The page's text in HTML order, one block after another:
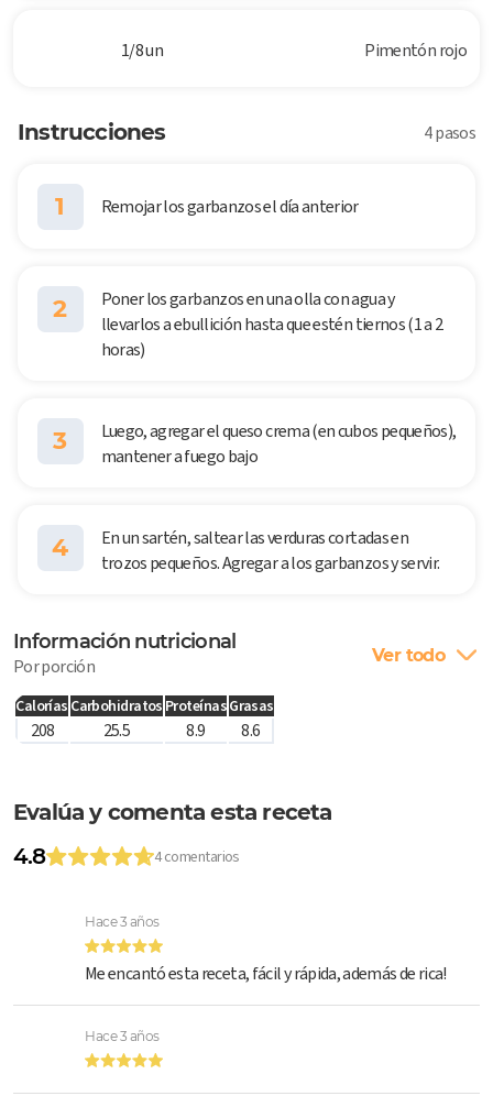
1/8 un Pimentón rojo
Instrucciones 4 pasos
1 Remojar los garbanzos el día anterior
2
Poner los garbanzos en una olla con agua y
llevarlos a ebullición hasta que estén tiernos (1 a 2
horas)
3
Luego, agregar el queso crema (en cubos pequeños),
mantener a fuego bajo
4
En un sartén, saltear las verduras cortadas en
trozos pequeños. Agregar a los garbanzos y servir.
Información nutricional
Por porción Ver todo
Calorías Carbohidratos ProteínasGrasas
208 25.5 8.9 8.6
Evalúa y comenta esta receta
4.8
4 comentarios
Hace 3 años
Me encantó esta receta, fácil y rápida, además de rica!
Hace 3 años